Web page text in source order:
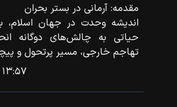
مقدمه: آرمانی در بستر بحران
اندیشه وحدت در جهان اسلام،
حیاتی به چالش‌های دوگانه
تهاجم خارجی، مسیر پرتحول و
۱۳:۵۷